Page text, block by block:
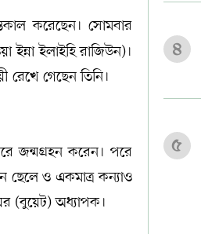
করেছেন। সোমবার
ইন্না ইলাইহি রাজিউন)।
গেছেন তিনি।
জন্মগ্রহন করেন। পরে
ছেলে ও একমাত্র কন্যাও
(বুয়েট) অধ্যাপক।
৪
৫